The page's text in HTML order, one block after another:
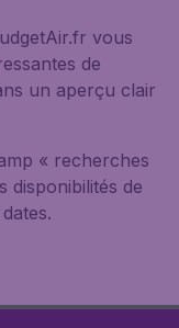
vous
de
un aperçu clair
« recherches
disponibilités de